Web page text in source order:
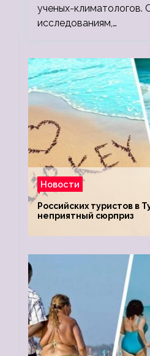
ученых-климатологов.
исследованиям,…
Новости
Российских туристов в
неприятный сюрприз